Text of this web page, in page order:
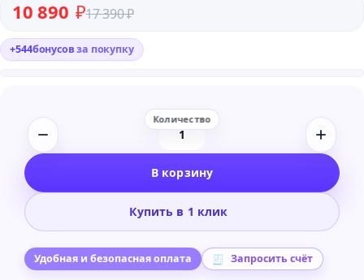
17 390₽
Первоначальная цена составляла 17 390 ₽.
10 890 ₽
Текущая цена: 10 890 ₽.
+544бонусовза покупку
Количество
Microsoft
Server
2019
В корзину
Купить в 1 клик
Удобная и безопасная оплата Запросить счёт